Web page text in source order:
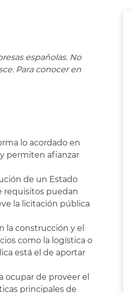
españolas. No
Para conocer en
lo acordado en
permiten afianzar
de un Estado
requisitos puedan
la licitación pública
la construcción y el
como la logística o
está el de aportar
ocupar de proveer el
principales de